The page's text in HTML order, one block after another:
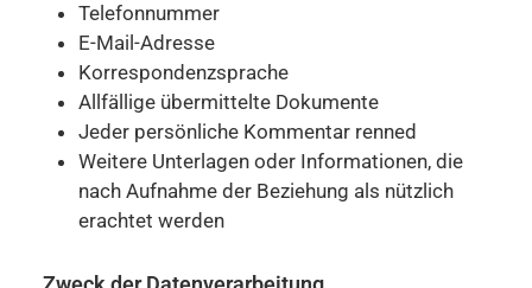
Telefonnummer
E-Mail-Adresse
Korrespondenzsprache
Allfällige übermittelte Dokumente
Jeder persönliche Kommentar renned
Weitere Unterlagen oder Informationen, die
nach Aufnahme der Beziehung als nützlich
erachtet werden